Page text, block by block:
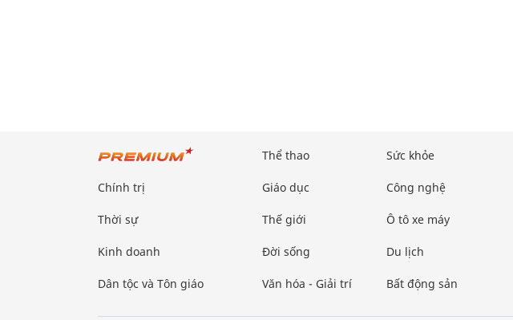
Chính trị
Thời sự
Kinh doanh
Dân tộc và Tôn giáo
Thể thao
Giáo dục
Thế giới
Đời sống
Văn hóa - Giải trí
Sức khỏe
Công nghệ
Ô tô xe máy
Du lịch
Bất động sản